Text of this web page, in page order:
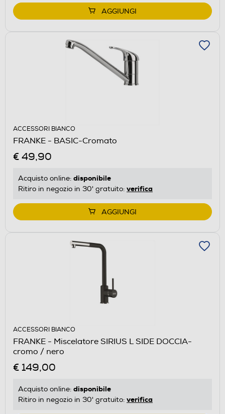
AGGIUNGI
ACCESSORI BIANCO
FRANKE - BASIC-Cromato
€ 49,90
Acquisto online: disponibile
Ritiro in negozio in 30' gratuito: verifica
AGGIUNGI
ACCESSORI BIANCO
FRANKE - Miscelatore SIRIUS L SIDE DOCCIA-
cromo / nero
€ 149,00
Acquisto online: disponibile
Ritiro in negozio in 30' gratuito: verifica